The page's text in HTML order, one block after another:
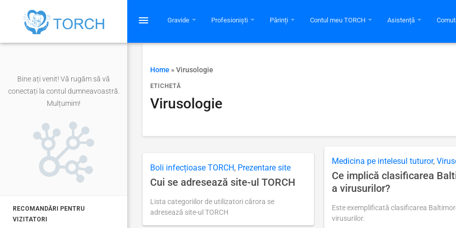
menu Gravide Profesioniști Părinți Contul meu TORCH Asistență
Bine ați venit! Vă rugăm să vă
conectați la contul dumneavoastră.
Mulțumim!
RECOMANDĂRI PENTRU
VIZITATORI
Home » Virusologie
ETICHETĂ
Virusologie
Boli infecțioase TORCH, Prezentare site
Cui se adresează site-ul TORCH
Lista categoriilor de utilizatori cărora se
adresează site-ul TORCH
Medicina pe intelesul tuturor,
Ce implică clasificarea
a virusurilor?
Este exemplificată clasificarea
virusurilor.